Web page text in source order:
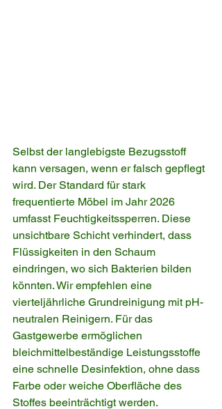
Selbst der langlebigste Bezugsstoff
kann versagen, wenn er falsch gepflegt
wird. Der Standard für stark
frequentierte Möbel im Jahr 2026
umfasst Feuchtigkeitssperren. Diese
unsichtbare Schicht verhindert, dass
Flüssigkeiten in den Schaum
eindringen, wo sich Bakterien bilden
könnten. Wir empfehlen eine
vierteljährliche Grundreinigung mit pH-
neutralen Reinigern. Für das
Gastgewerbe ermöglichen
bleichmittelbeständige Leistungsstoffe
eine schnelle Desinfektion, ohne dass
Farbe oder weiche Oberfläche des
Stoffes beeinträchtigt werden.